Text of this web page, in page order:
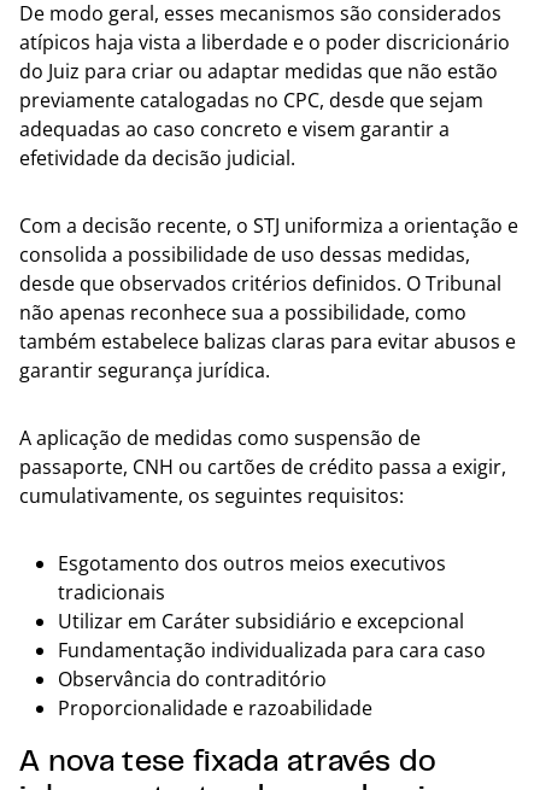
De modo geral, esses mecanismos são considerados
atípicos haja vista a liberdade e o poder discricionário
do Juiz para criar ou adaptar medidas que não estão
previamente catalogadas no CPC, desde que sejam
adequadas ao caso concreto e visem garantir a
efetividade da decisão judicial.
Com a decisão recente, o STJ uniformiza a orientação e
consolida a possibilidade de uso dessas medidas,
desde que observados critérios definidos. O Tribunal
não apenas reconhece sua a possibilidade, como
também estabelece balizas claras para evitar abusos e
garantir segurança jurídica.
A aplicação de medidas como suspensão de
passaporte, CNH ou cartões de crédito passa a exigir,
cumulativamente, os seguintes requisitos:
Esgotamento dos outros meios executivos
tradicionais
Utilizar em Caráter subsidiário e excepcional
Fundamentação individualizada para cara caso
Observância do contraditório
Proporcionalidade e razoabilidade
A nova tese fixada através do